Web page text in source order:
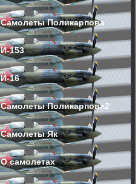
Самолеты Поликарпова
И-153
И-16
Самолеты Поликарпова2
Самолеты Як
О самолетах